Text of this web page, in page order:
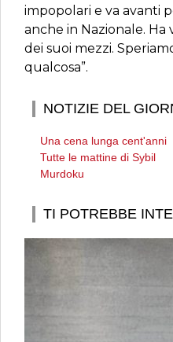
impopolari e va avanti
anche in Nazionale.
dei suoi mezzi.
qualcosa”.
NOTIZIE DEL
Una cena lunga cent'anni
Tutte le mattine di Sybil
Murdoku
TI POTREBBE